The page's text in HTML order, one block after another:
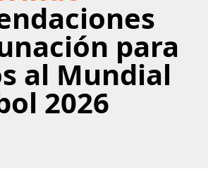
para
al Mundial
2026